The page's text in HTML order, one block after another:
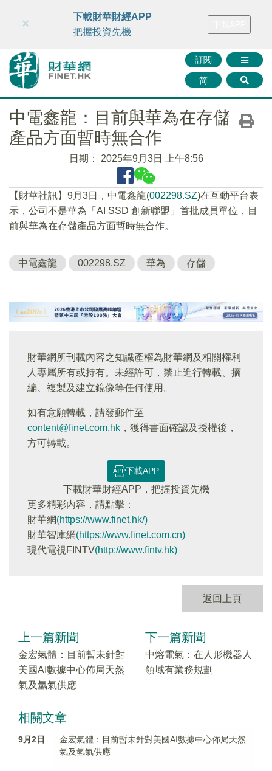
財華智庫網 FINTV FINMETA 財華證券 媒體矩陣
訂閱
简
×
下載財華財經APP
把握投資先機
中電鑫龍：目前與華為在存儲
產品方面暫時無合作
日期： 2025年9月3日 上午8:56
【財華社訊】9月3日，中電鑫龍(002298.SZ)在互動平台表
示，公司不是華為「AI SSD 創新聯盟」首批成員單位，目
前與華為在存儲產品方面暫時無合作。
中電鑫龍 002298.SZ 華為 存儲
財華網所刊載內容之知識產權為財華網及相關權利
人專屬所有或持有。未經許可，禁止進行轉載、摘
編、複製及建立鏡像等任何使用。
如有意願轉載，請發郵件至
content@finet.com.hk ，獲得書面確認及授權後，
方可轉載。
下載APP
下載財華財經APP，把握投資先機
更多精彩内容，請點擊：
財華網(https://www.finet.hk/)
財華智庫網(https://www.finet.com.cn)
現代電視FINTV(http://www.fintv.hk)
返回上頁
上一篇新聞
金宏氣體：目前暫未針對
美國AI數據中心佈局天然
氣及氫氣供應
下一篇新聞
中熔電氣：在人形機器人
領域有業務規劃
相關文章
9月2日
金宏氣體：目前暫未針對美國AI數據中心佈局天然
氣及氫氣供應